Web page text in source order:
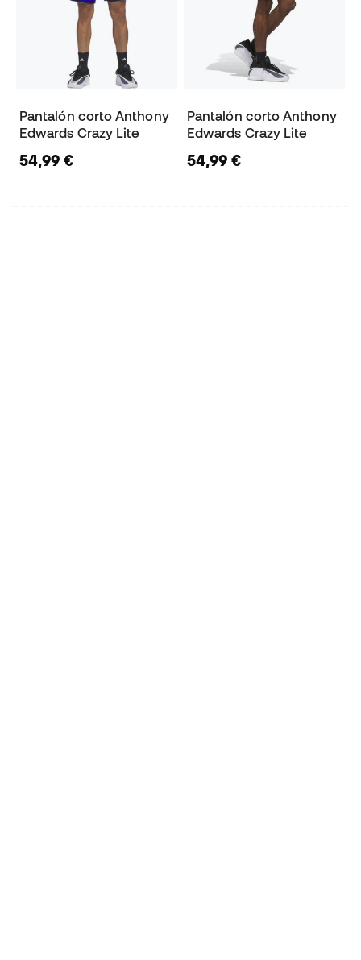
Pantalón corto Anthony
Edwards Crazy Lite
54,99 €
Pantalón corto Anthony
Edwards Crazy Lite
54,99 €